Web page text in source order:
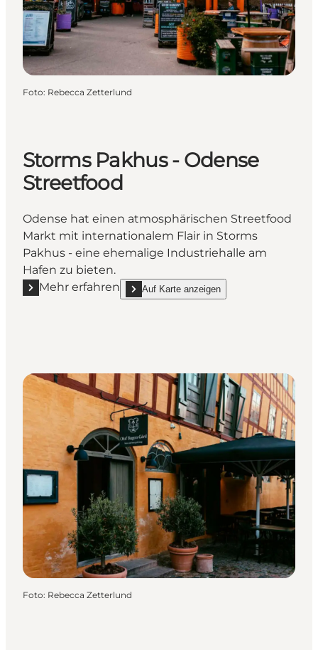
Foto: Rebecca Zetterlund
Storms Pakhus - Odense
Streetfood
Odense hat einen atmosphärischen Streetfood
Markt mit internationalem Flair in Storms
Pakhus - eine ehemalige Industriehalle am
Hafen zu bieten.
Mehr erfahren
Mehr erfahren "Storms Pakhus - Odense
Auf Karte anzeigen
show Storms Pakhus - Odense Streetfood
Foto: Rebecca Zetterlund